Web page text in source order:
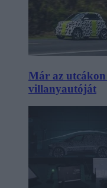
Már az utcákon
villanyautóját